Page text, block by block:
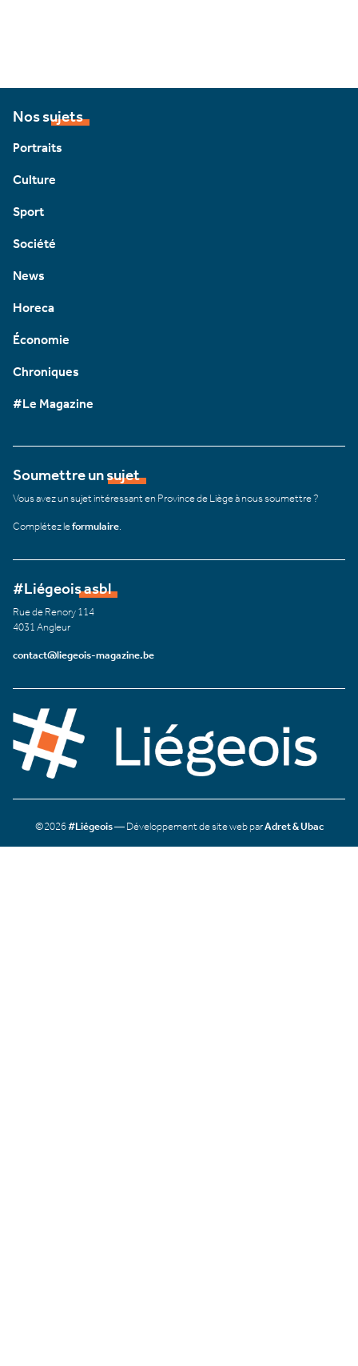
Nos sujets
Portraits
Culture
Sport
Société
News
Horeca
Économie
Chroniques
#Le Magazine
Soumettre un sujet
Vous avez un sujet intéressant en Province de Liège à nous soumettre ?
Complétez leformulaire
#Liégeois asbl
Rue de Renory 114
4031 Angleur
contact@liegeois-magazine.be
©2026#Liégeois— Développement de site web parAdret & Ubac